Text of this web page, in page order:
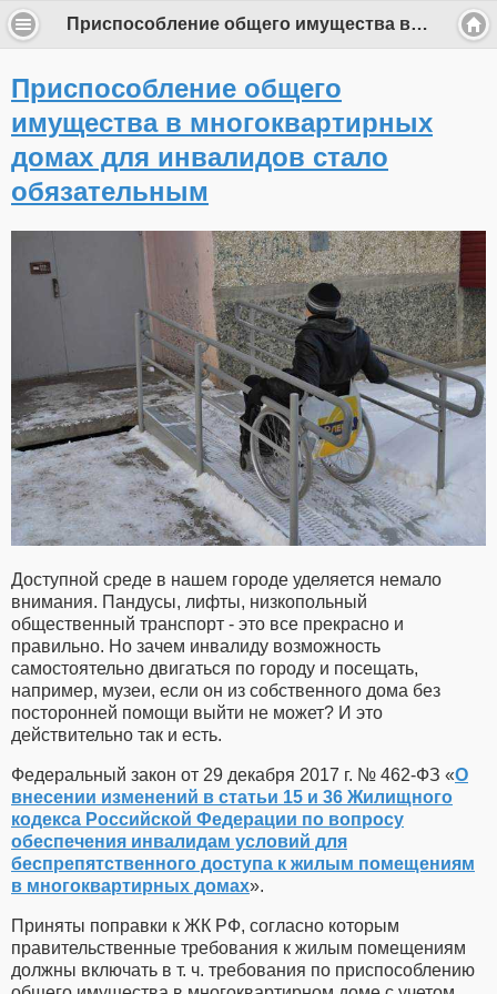
Приспособление общего имущества в многоквартирных домах для инвалидов стало обязательным
Приспособление общего
имущества в многоквартирных
домах для инвалидов стало
обязательным
Доступной среде в нашем городе уделяется немало
внимания. Пандусы, лифты, низкопольный
общественный транспорт - это все прекрасно и
правильно. Но зачем инвалиду возможность
самостоятельно двигаться по городу и посещать,
например, музеи, если он из собственного дома без
посторонней помощи выйти не может? И это
действительно так и есть.
Федеральный закон от 29 декабря 2017 г. № 462-ФЗ «О
внесении изменений в статьи 15 и 36 Жилищного
кодекса Российской Федерации по вопросу
обеспечения инвалидам условий для
беспрепятственного доступа к жилым помещениям
в многоквартирных домах».
Приняты поправки к ЖК РФ, согласно которым
правительственные требования к жилым помещениям
должны включать в т. ч. требования по приспособлению